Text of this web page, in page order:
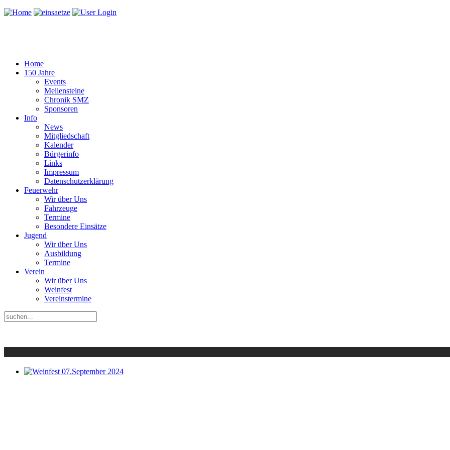
Home
150 Jahre
Events
Meilensteine
Chronik SMZ
Sponsoren
Info
News
Mitgliedschaft
Kalender
Bürgerinfo
Links
Impressum
Datenschutzerklärung
Feuerwehr
Wir über Uns
Fahrzeuge
Termine
Besondere Einsätze
Jugend
Wir über Uns
Ausbildung
Termine
Verein
Wir über Uns
Weinfest
Vereinstermine